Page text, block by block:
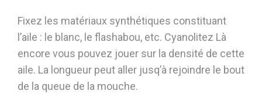
Fixez les matériaux synthétiques constituant
l’aile : le blanc, le flashabou, etc. Cyanolitez Là
encore vous pouvez jouer sur la densité de cette
aile. La longueur peut aller jusq’à rejoindre le bout
de la queue de la mouche.